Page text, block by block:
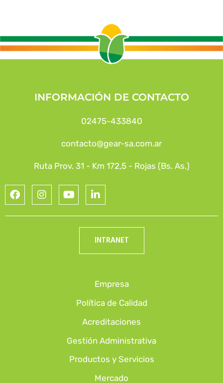
INFORMACIÓN DE CONTACTO
02475-433840
contacto@gear-sa.com.ar
Ruta Prov. 31 - Km 172,5 - Rojas (Bs. As.)
INTRANET
Empresa
Política de Calidad
Acreditaciones
Gestión Administrativa
Productos y Servicios
Mercado